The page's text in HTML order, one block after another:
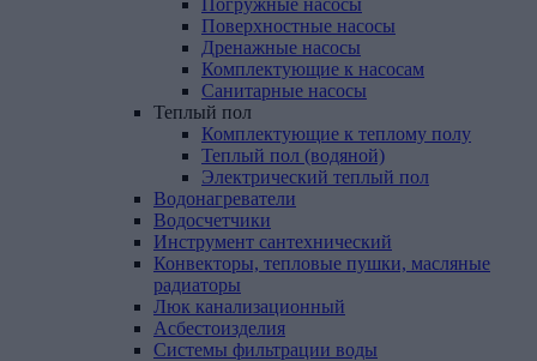
Погружные насосы
Поверхностные насосы
Дренажные насосы
Комплектующие к насосам
Санитарные насосы
Теплый пол
Комплектующие к теплому полу
Теплый пол (водяной)
Электрический теплый пол
Водонагреватели
Водосчетчики
Инструмент сантехнический
Конвекторы, тепловые пушки, масляные
радиаторы
Люк канализационный
Асбестоизделия
Системы фильтрации воды